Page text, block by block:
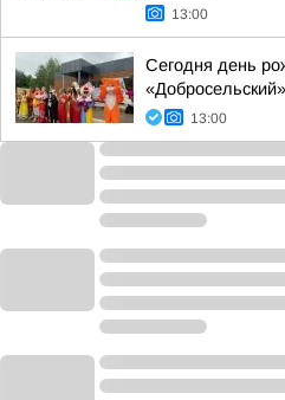
13:00
Сегодня день
«Добросельский»
13:00